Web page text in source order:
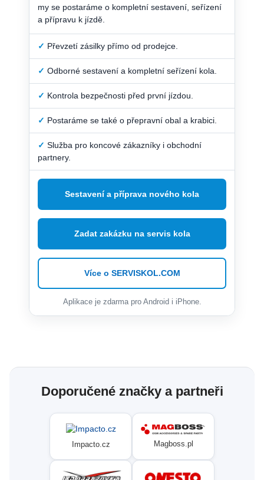
my se postaráme o kompletní sestavení, seřízení
a přípravu k jízdě.
✓ Převzetí zásilky přímo od prodejce.
✓ Odborné sestavení a kompletní seřízení kola.
✓ Kontrola bezpečnosti před první jízdou.
✓ Postaráme se také o přepravní obal a krabici.
✓ Služba pro koncové zákazníky i obchodní
partnery.
Sestavení a příprava nového kola
Zadat zakázku na servis kola
Více o SERVISKOL.COM
Aplikace je zdarma pro Android i iPhone.
Doporučené značky a partneři
Impacto.cz Magboss.pl